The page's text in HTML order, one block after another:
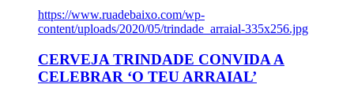
https://www.ruadebaixo.com/wp-
content/uploads/2020/05/trindade_arraial-335x256.jpg
CERVEJA TRINDADE CONVIDA A
CELEBRAR ‘O TEU ARRAIAL’